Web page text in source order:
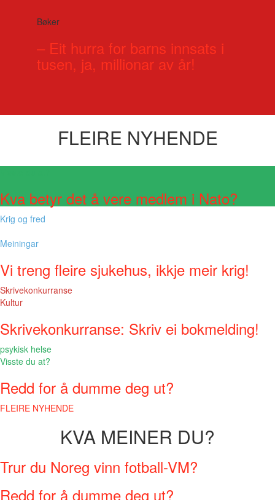
Bøker
– Eit hurra for barns innsats i
tusen, ja, millionar av år!
FLEIRE NYHENDE
Kva betyr det å vere medlem i Nato?
Krig og fred
Meiningar
Vi treng fleire sjukehus, ikkje meir krig!
Skrivekonkurranse
Kultur
Skrivekonkurranse: Skriv ei bokmelding!
psykisk helse
Visste du at?
Redd for å dumme deg ut?
FLEIRE NYHENDE
KVA MEINER DU?
Trur du Noreg vinn fotball-VM?
Redd for å dumme deg ut?